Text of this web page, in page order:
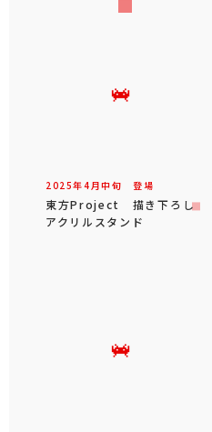
2025年4 月中旬 登場
東方Project 描き下ろし
アクリルスタンド